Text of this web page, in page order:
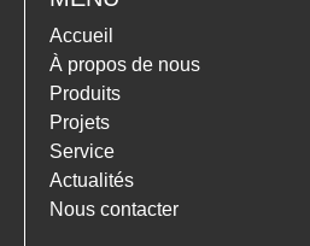
Accueil
À propos de nous
Produits
Projets
Service
Actualités
Nous contacter